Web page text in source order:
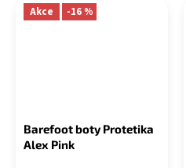
Akce -16 %
Barefoot boty Protetika
Alex Pink